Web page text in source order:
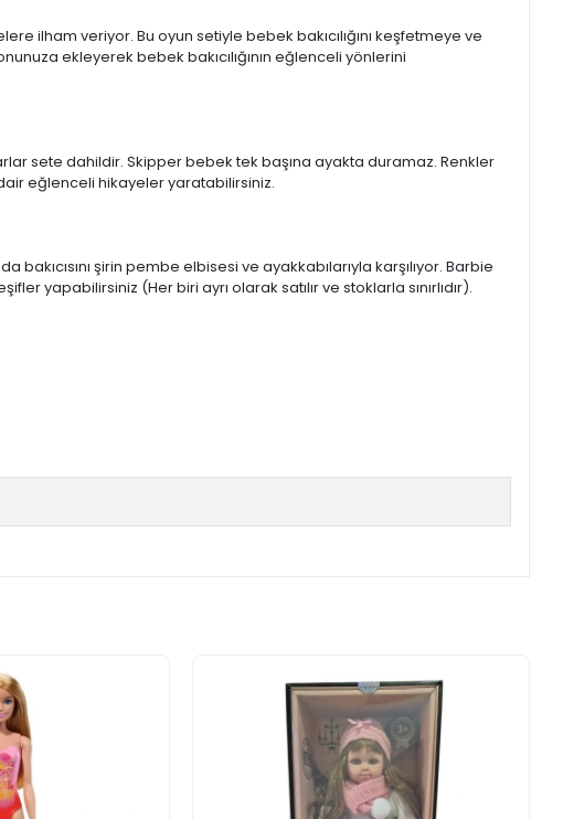
ilham veriyor. Bu oyun setiyle bebek bakıcılığını keşfetmeye ve
ekleyerek bebek bakıcılığının eğlenceli yönlerini
sete dahildir. Skipper bebek tek başına ayakta duramaz. Renkler
eğlenceli hikayeler yaratabilirsiniz.
şirin pembe elbisesi ve ayakkabılarıyla karşılıyor. Barbie
yapabilirsiniz (Her biri ayrı olarak satılır ve stoklarla sınırlıdır).